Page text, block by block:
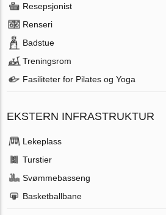
Resepsjonist
Renseri
Badstue
Treningsrom
Fasiliteter for Pilates og Yoga
EKSTERN INFRASTRUKTUR
Lekeplass
Turstier
Svømmebasseng
Basketballbane